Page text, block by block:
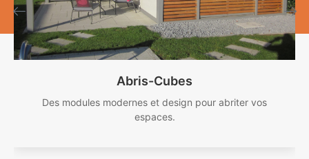
Abris-Cubes
Des modules modernes et design pour abriter vos
espaces.